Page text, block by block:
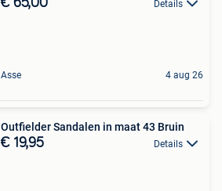
€ 65,00 Details
Asse 4 aug 26
Outfielder Sandalen in maat 43 Bruin
€ 19,95 Details